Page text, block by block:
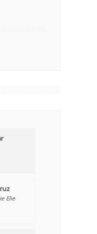
Elie